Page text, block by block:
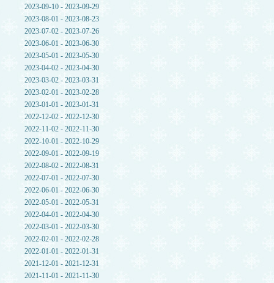
2023-09-10 - 2023-09-29
2023-08-01 - 2023-08-23
2023-07-02 - 2023-07-26
2023-06-01 - 2023-06-30
2023-05-01 - 2023-05-30
2023-04-02 - 2023-04-30
2023-03-02 - 2023-03-31
2023-02-01 - 2023-02-28
2023-01-01 - 2023-01-31
2022-12-02 - 2022-12-30
2022-11-02 - 2022-11-30
2022-10-01 - 2022-10-29
2022-09-01 - 2022-09-19
2022-08-02 - 2022-08-31
2022-07-01 - 2022-07-30
2022-06-01 - 2022-06-30
2022-05-01 - 2022-05-31
2022-04-01 - 2022-04-30
2022-03-01 - 2022-03-30
2022-02-01 - 2022-02-28
2022-01-01 - 2022-01-31
2021-12-01 - 2021-12-31
2021-11-01 - 2021-11-30